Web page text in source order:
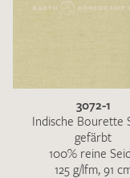
3072-1
Indische Bourette
gefärbt
100% reine
125 g/lfm, 91